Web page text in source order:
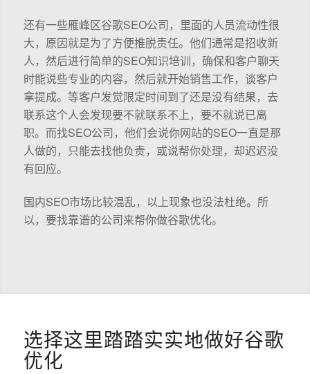
还有一些雁峰区谷歌SEO公司，里面的人员流动性很
大，原因就是为了方便推脱责任。他们通常是招收新
人，然后进行简单的SEO知识培训，确保和客户聊天
时能说些专业的内容，然后就开始销售工作，谈客户
拿提成。等客户发觉限定时间到了还是没有结果，去
联系这个人会发现要不就联系不上，要不就说已离
职。而找SEO公司，他们会说你网站的SEO一直是那
人做的，只能去找他负责，或说帮你处理，却迟迟没
有回应。
国内SEO市场比较混乱，以上现象也没法杜绝。所
以，要找靠谱的公司来帮你做谷歌优化。
选择这里踏踏实实地做好谷歌
优化